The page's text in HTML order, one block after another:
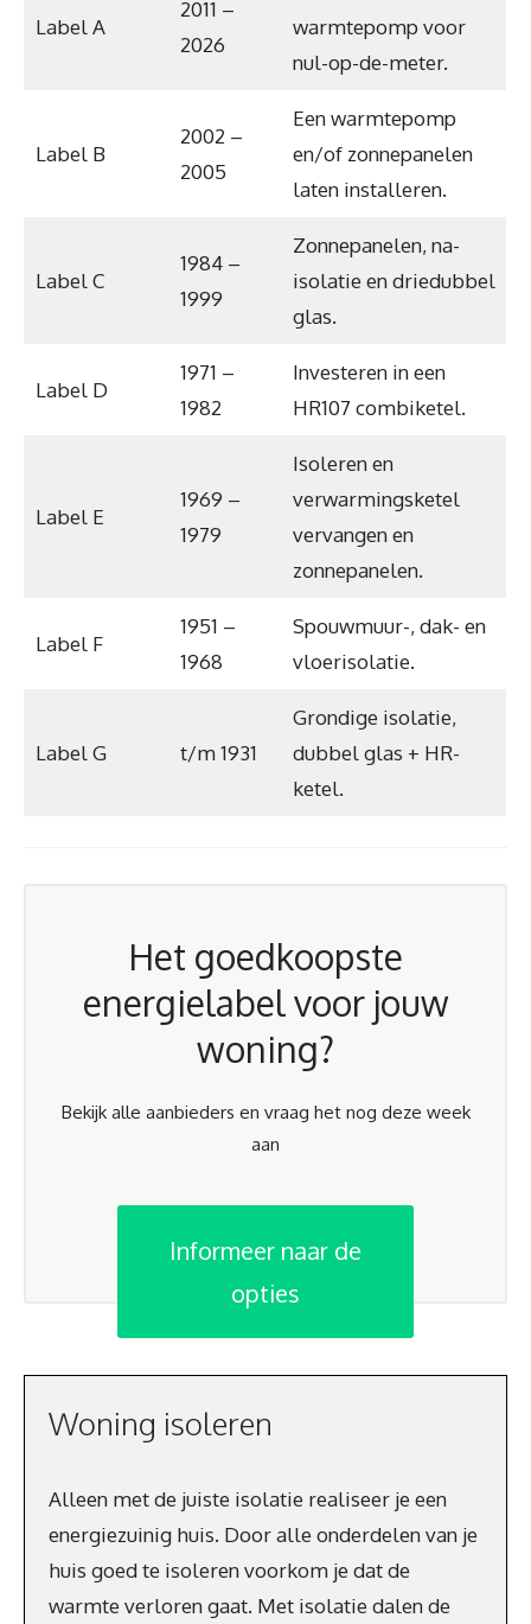
Label A
2011 –
2026
warmtepomp voor
nul-op-de-meter.
Label B
2002 –
2005
Een warmtepomp
en/of zonnepanelen
laten installeren.
Label C
1984 –
1999
Zonnepanelen, na-
isolatie en driedubbel
glas.
Label D
1971 –
1982
Investeren in een
HR107 combiketel.
Label E
1969 –
1979
Isoleren en
verwarmingsketel
vervangen en
zonnepanelen.
Label F
1951 –
1968
Spouwmuur-, dak- en
vloerisolatie.
Label G t/m 1931
Grondige isolatie,
dubbel glas + HR-
ketel.
Het goedkoopste
energielabel voor jouw
woning?
Bekijk alle aanbieders en vraag het nog deze week
aan
Informeer naar de
opties
Woning isoleren
Alleen met de juiste isolatie realiseer je een
energiezuinig huis. Door alle onderdelen van je
huis goed te isoleren voorkom je dat de
warmte verloren gaat. Met isolatie dalen de